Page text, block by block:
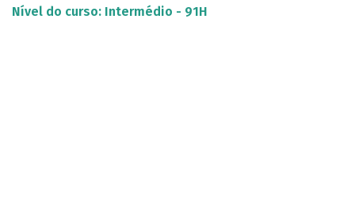
Nível do curso: Intermédio - 91H